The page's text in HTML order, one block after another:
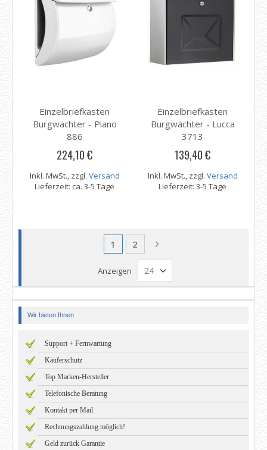
Einzelbriefkasten
Burgwächter - Piano
886
224,10 €
Inkl. MwSt., zzgl. Versand
Lieferzeit: ca. 3-5 Tage
Einzelbriefkasten
Burgwächter - Lucca
3713
139,40 €
Inkl. MwSt., zzgl. Versand
Lieferzeit: 3-5 Tage
Seite
Sie lesen gerade Seite
1 Seite
2 Seite
Weiter
Anzeigen
Wir bieten Ihnen
Support + Fernwartung
Käuferschutz
Top Marken-Hersteller
Telefonische Beratung
Kontakt per Mail
Rechnungszahlung möglich!
Geld zurück Garantie